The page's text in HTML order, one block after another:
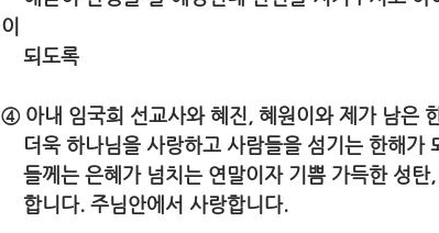
이
    되도록
④ 아내 임국희 선교사와 혜진, 혜원이와 제가 남은
더욱 하나님을 사랑하고 사람들을 섬기는 한해
들께는 은혜가 넘치는 연말이자 기쁨 가득한 성
    합니다. 주님안에서 사랑합니다.